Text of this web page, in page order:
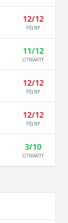
12/12
PEŁNY
11/12
OTWARTY
12/12
PEŁNY
12/12
PEŁNY
3/10
OTWARTY